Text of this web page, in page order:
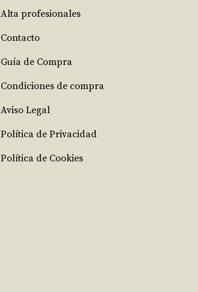
Alta profesionales
Contacto
Guía de Compra
Condiciones de compra
Aviso Legal
Política de Privacidad
Política de Cookies